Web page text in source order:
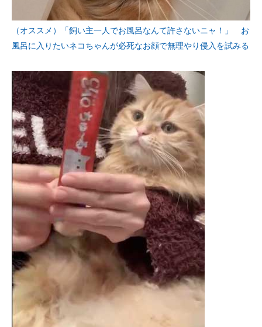
（オススメ）「飼い主一人でお風呂なんて許さないニャ！」 お
風呂に入りたいネコちゃんが必死なお顔で無理やり侵入を試みる